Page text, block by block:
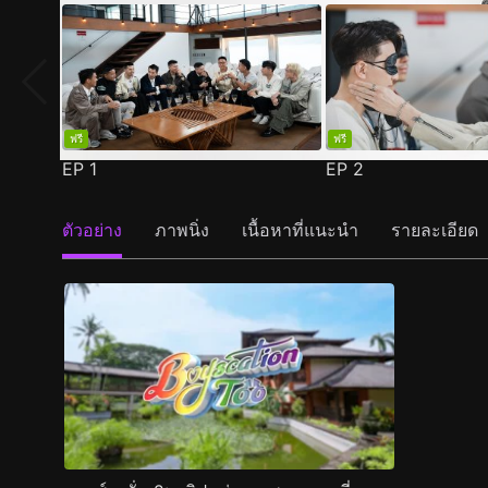
ฟรี
EP 1
ฟรี
EP 2
ตัวอย่าง ภาพนิ่ง เนื้อหาที่แนะนำ รายละเอียด